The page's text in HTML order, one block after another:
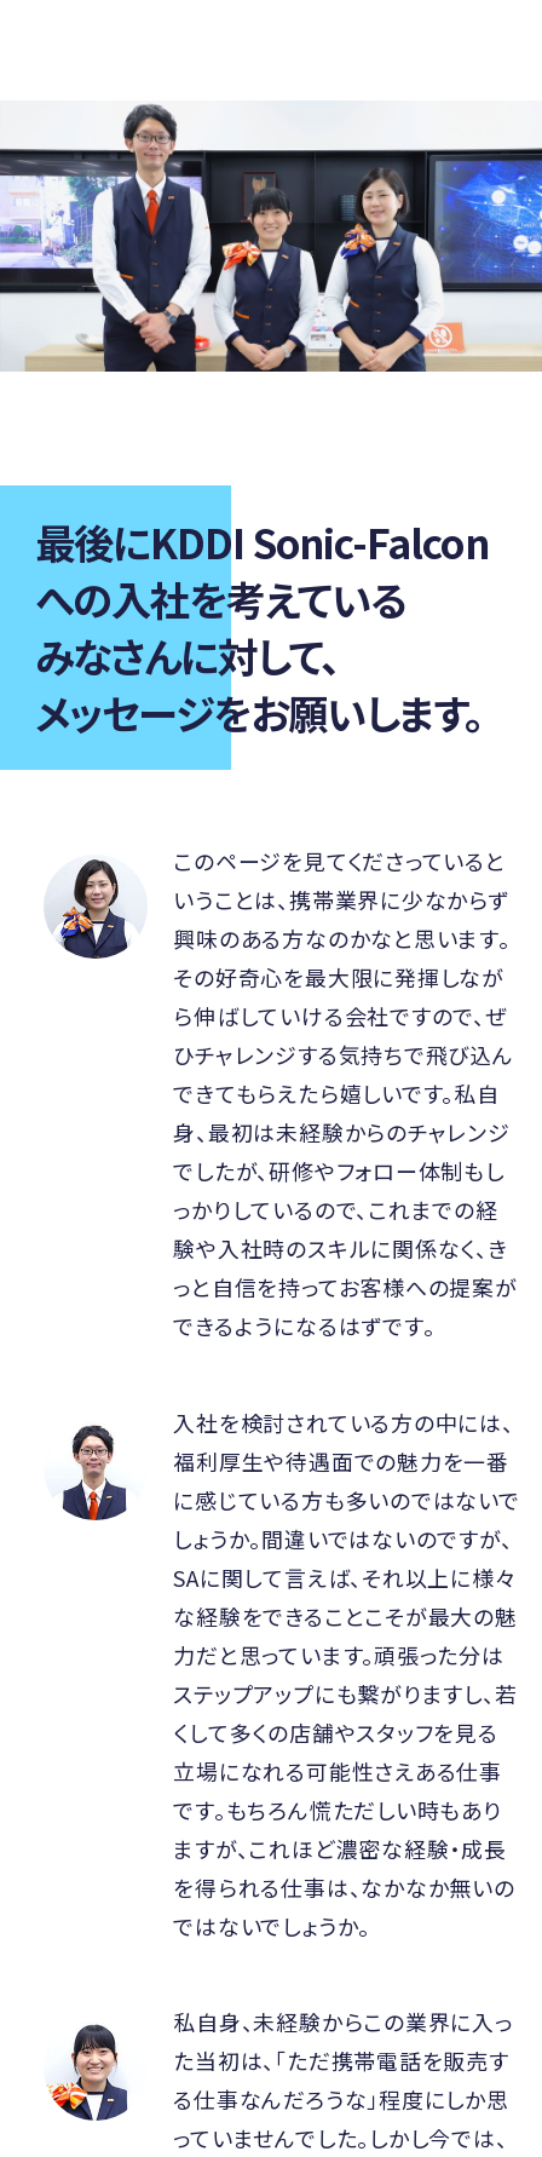
最後にKDDI Sonic-Falcon
への入社を考えている
みなさんに対して、
メッセージをお願いします。
このページを見てくださっていると
いうことは、携帯業界に少なからず
興味のある方なのかなと思います。
その好奇心を最大限に発揮しなが
ら伸ばしていける会社ですので、ぜ
ひチャレンジする気持ちで飛び込ん
できてもらえたら嬉しいです。私自
身、最初は未経験からのチャレンジ
でしたが、研修やフォロー体制もし
っかりしているので、これまでの経
験や入社時のスキルに関係なく、き
っと自信を持ってお客様への提案が
できるようになるはずです。
入社を検討されている方の中には、
福利厚生や待遇面での魅力を一番
に感じている方も多いのではないで
しょうか。間違いではないのですが、
SAに関して言えば、それ以上に様々
な経験をできることこそが最大の魅
力だと思っています。頑張った分は
ステップアップにも繋がりますし、若
くして多くの店舗やスタッフを見る
立場になれる可能性さえある仕事
です。もちろん慌ただしい時もあり
ますが、これほど濃密な経験・成長
を得られる仕事は、なかなか無いの
ではないでしょうか。
私自身、未経験からこの業界に入っ
た当初は、「ただ携帯電話を販売す
る仕事なんだろうな」程度にしか思
っていませんでした。しかし今では、